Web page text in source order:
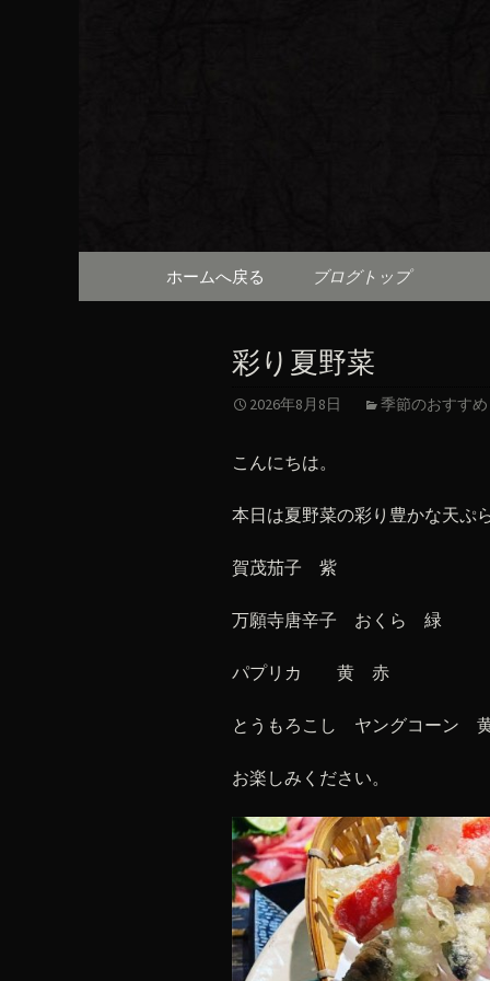
コンテンツへ移動
ホームへ戻る ブログトップ
彩り夏野菜
2026年8月8日 季節のおすすめ
こんにちは。
本日は夏野菜の彩り豊かな天ぷ
賀茂茄子 紫
万願寺唐辛子 おくら 緑
パプリカ 黄 赤
とうもろこし ヤングコーン
お楽しみください。